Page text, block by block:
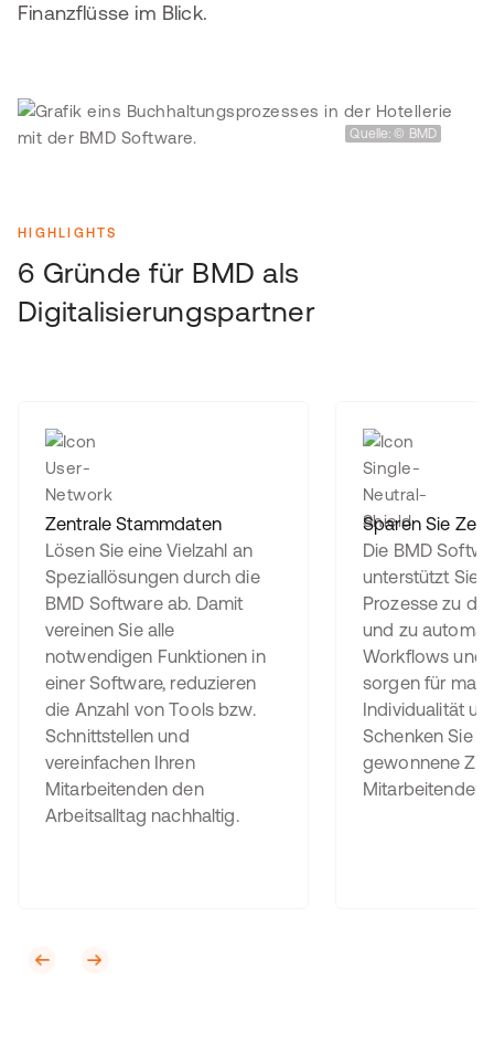
Finanzflüsse im Blick.
Quelle: © BMD
HIGHLIGHTS
6 Gründe für BMD als
Digitalisierungspartner
Zentrale Stammdaten
Lösen Sie eine Vielzahl an
Speziallösungen durch die
BMD Software ab. Damit
vereinen Sie alle
notwendigen Funktionen in
einer Software, reduzieren
die Anzahl von Tools bzw.
Schnittstellen und
vereinfachen Ihren
Mitarbeitenden den
Arbeitsalltag nachhaltig.
Sparen Sie Zeit
Die BMD
unterstützt Sie
Prozesse zu
und zu
Workflows und
sorgen für
Individualität
Schenken Sie
gewonnene
Mitarbeitenden